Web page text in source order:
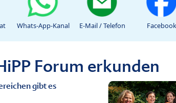
Whats-App-Kanal E-Mail / Telefon Facebook
Forum erkunden
gibt es